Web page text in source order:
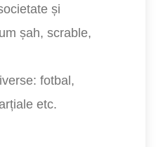
și
șah, scrable,
fotbal,
etc.